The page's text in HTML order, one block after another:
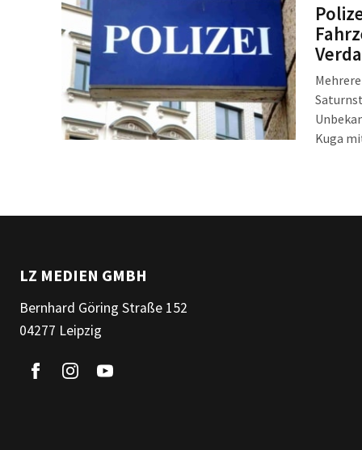
Kuga
LZ MEDIEN GMBH
Bernhard Göring Straße 152
04277 Leipzig